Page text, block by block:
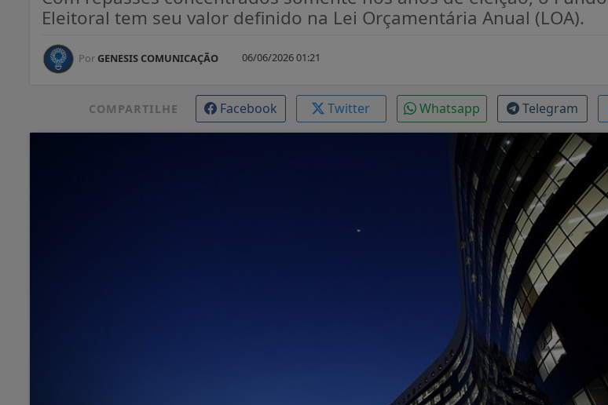
Eleitoral tem seu valor definido na Lei Orçamentária Anual (LOA).
Por GENESIS COMUNICAÇÃO 06/06/2026 01:21
COMPARTILHE Facebook Twitter Whatsapp Telegram